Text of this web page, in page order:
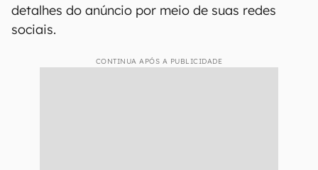
detalhes do anúncio por meio de suas redes
sociais.
CONTINUA APÓS A PUBLICIDADE